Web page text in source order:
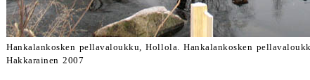
Hankalankosken pellavaloukku, Hollola. Hankalankosken
Hakkarainen 2007